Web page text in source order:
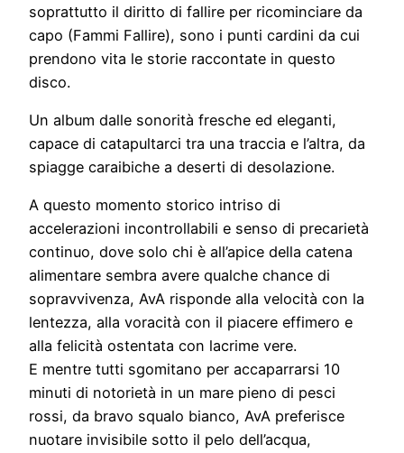
soprattutto il diritto di fallire per ricominciare da
capo (Fammi Fallire), sono i punti cardini da cui
prendono vita le storie raccontate in questo
disco.
Un album dalle sonorità fresche ed eleganti,
capace di catapultarci tra una traccia e l’altra, da
spiagge caraibiche a deserti di desolazione.
A questo momento storico intriso di
accelerazioni incontrollabili e senso di precarietà
continuo, dove solo chi è all’apice della catena
alimentare sembra avere qualche chance di
sopravvivenza, AvA risponde alla velocità con la
lentezza, alla voracità con il piacere effimero e
alla felicità ostentata con lacrime vere.
E mentre tutti sgomitano per accaparrarsi 10
minuti di notorietà in un mare pieno di pesci
rossi, da bravo squalo bianco, AvA preferisce
nuotare invisibile sotto il pelo dell’acqua,